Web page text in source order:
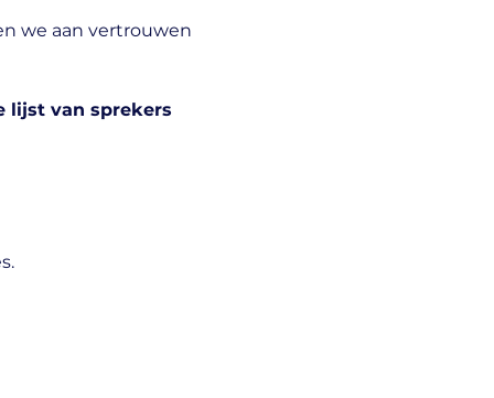
we aan vertrouwen
lijst van sprekers